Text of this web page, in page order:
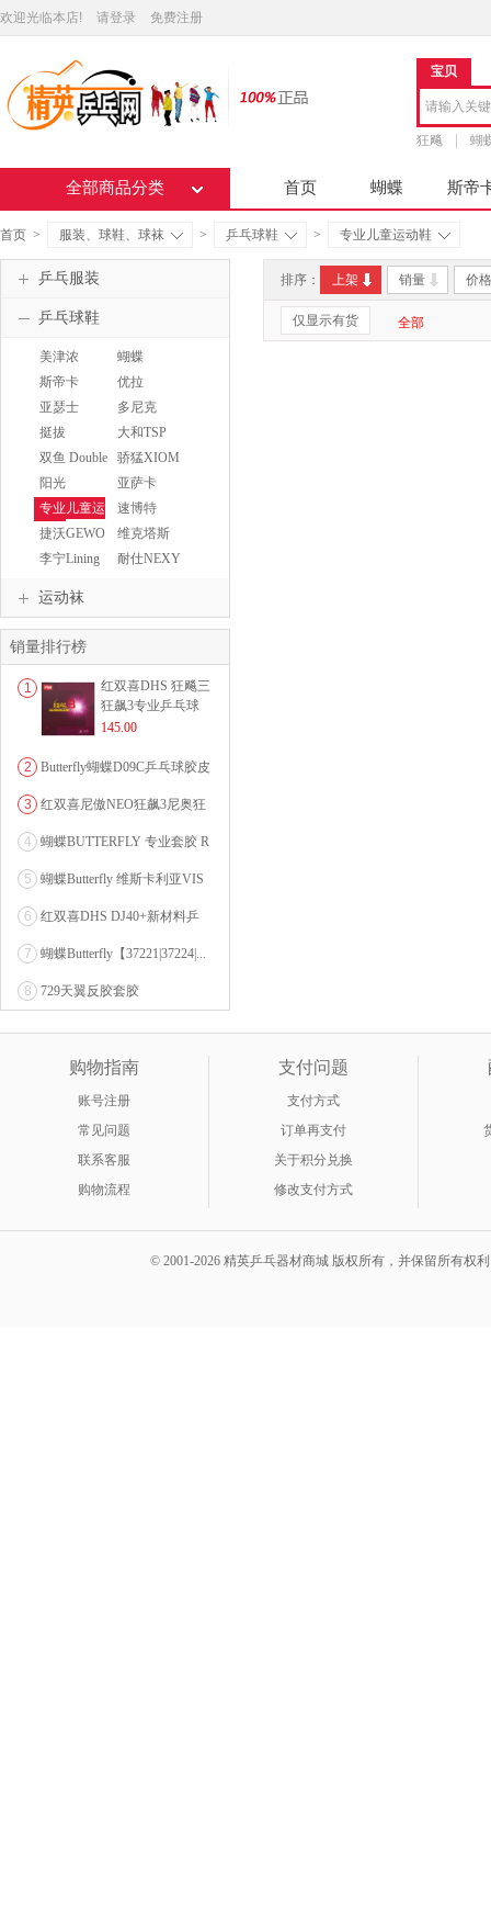
欢迎光临本店! 请登录 免费注册
宝贝
狂飚 蝴
全部商品分类 首页 蝴蝶 斯帝
首页 > 服装、球鞋、球袜 > 乒乓球鞋 > 专业儿童运动鞋
排序： 上架 销量 价格
仅显示有货 全部
乒乓服装
乒乓球鞋
美津浓
MIZUNO
蝴蝶
BUTTERFLY
斯帝卡
STIGA
优拉
JOOLA
亚瑟士
ASICS
多尼克
DONIC
挺拔
TIBHAR
大和TSP
双鱼 Double
Fish
骄猛XIOM
阳光
SUNFLEX
亚萨卡
YASAKA
专业儿童运
动鞋
速博特
捷沃GEWO
维克塔斯
VICTAS
李宁Lining 耐仕NEXY
运动袜
销量排行榜
1
红双喜DHS 狂飚三
狂飙3专业乒乓球
粘性反胶套胶...
145.00
2
Butterfly蝴蝶D09C乒乓球胶皮
3
红双喜尼傲NEO狂飙3尼奥狂
4
蝴蝶BUTTERFLY 专业套胶 R
5
蝴蝶Butterfly 维斯卡利亚VIS
6
红双喜DHS DJ40+新材料乒
7
蝴蝶Butterfly【37221|37224|...
8 729天翼反胶套胶
购物指南
账号注册
常见问题
联系客服
购物流程
支付问题
支付方式
订单再支付
关于积分兑换
修改支付方式
© 2001-2026 精英乒乓器材商城 版权所有，并保留所有权